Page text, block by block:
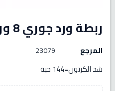
ربطة ورد جوري 8 وردات عدة ألوان
المرجع 23079
شد الكرتون=144 حبة